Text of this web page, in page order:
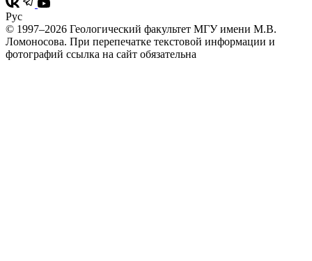
Рус
© 1997–2026 Геологический факультет МГУ имени М.В.
Ломоносова. При перепечатке текстовой информации и
фотографий ссылка на сайт обязательна